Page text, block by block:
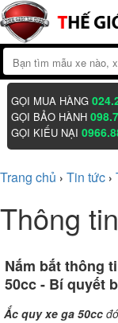
GỌI MUA HÀNG
GỌI BẢO HÀNH
GỌI KIẾU NẠI
Trang chủ › Tin tức ›
Thông
Nắm bắt thông
50cc - Bí quyết
Ắc quy xe ga 50cc